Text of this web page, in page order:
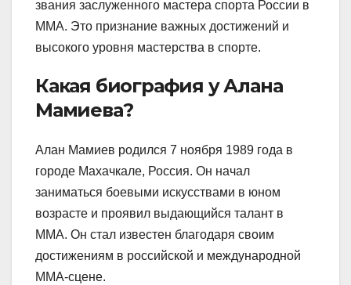
звания заслуженного мастера спорта России в
ММА. Это признание важных достижений и
высокого уровня мастерства в спорте.
Какая биография у Алана
Мамиева?
Алан Мамиев родился 7 ноября 1989 года в
городе Махачкале, Россия. Он начал
заниматься боевыми искусствами в юном
возрасте и проявил выдающийся талант в
ММА. Он стал известен благодаря своим
достижениям в российской и международной
MMA-сцене.